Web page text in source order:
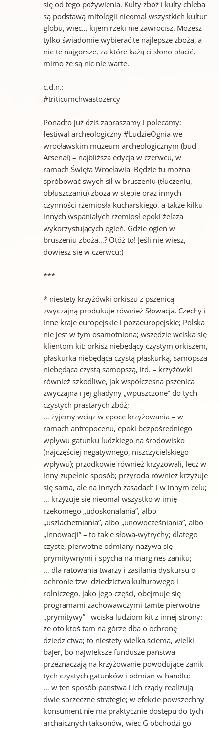
się od tego pożywienia. Kulty zbóż i kulty chleba
są podstawą mitologii nieomal wszystkich kultur
globu, więc… kijem rzeki nie zawrócisz. Możesz
tylko świadomie wybierać te najlepsze zboża, a
nie te najgorsze, za które każą ci słono płacić,
mimo że są nic nie warte.
c.d.n.:
#triticumchwastozercy
Ponadto już dziś zapraszamy i polecamy:
festiwal archeologiczny #LudzieOgnia we
wrocławskim muzeum archeologicznym (bud.
Arsenał) – najbliższa edycja w czerwcu, w
ramach Święta Wrocławia. Będzie tu można
spróbować swych sił w bruszeniu (tłuczeniu,
obłuszczaniu) zboża w stępie oraz innych
czynności rzemiosła kucharskiego, a także kilku
innych wspaniałych rzemiosł epoki żelaza
wykorzystujących ogień. Gdzie ogień w
bruszeniu zboża…? Otóż to! Jeśli nie wiesz,
dowiesz się w czerwcu:)
***
* niestety krzyżówki orkiszu z pszenicą
zwyczajną produkuje również Słowacja, Czechy i
inne kraje europejskie i pozaeuropejskie; Polska
nie jest w tym osamotniona; wszędzie wciska się
klientom kit: orkisz niebędący czystym orkiszem,
płaskurka niebędąca czystą płaskurką, samopsza
niebędąca czystą samopszą, itd. – krzyżówki
również szkodliwe, jak współczesna pszenica
zwyczajna i jej gliadyny „wpuszczone” do tych
czystych prastarych zbóż;
… żyjemy wciąż w epoce krzyżowania – w
ramach antropocenu, epoki bezpośredniego
wpływu gatunku ludzkiego na środowisko
(najczęściej negatywnego, niszczycielskiego
wpływu); przodkowie również krzyżowali, lecz w
inny zupełnie sposób; przyroda również krzyżuje
się sama, ale na innych zasadach i w innym celu;
… krzyżuje się nieomal wszystko w imię
rzekomego „udoskonalania”, albo
„uszlachetniania”, albo „unowocześniania”, albo
„innowacji” – to takie słowa-wytrychy; dlatego
czyste, pierwotne odmiany nazywa się
prymitywnymi i spycha na margines zaniku;
… dla ratowania twarzy i zasilania dyskursu o
ochronie tzw. dziedzictwa kulturowego i
rolniczego, jako jego części, obejmuje się
programami zachowawczymi tamte pierwotne
„prymitywy” i wciska ludziom kit z innej strony:
że oto ktoś tam na górze dba o ochronę
dziedzictwa; to niestety wielka ściema, wielki
bajer, bo największe fundusze państwa
przeznaczają na krzyżowanie powodujące zanik
tych czystych gatunków i odmian w handlu;
… w ten sposób państwa i ich rządy realizują
dwie sprzeczne strategie; w efekcie powszechny
konsument nie ma praktycznie dostępu do tych
archaicznych taksonów, więc G obchodzi go